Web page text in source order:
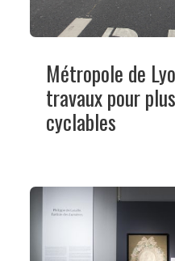
Métropole de
travaux pour
cyclables